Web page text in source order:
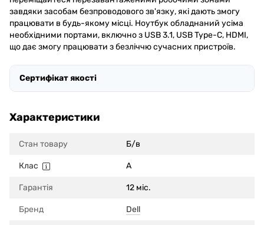
завдяки засобам безпроводового зв'язку, які дають змогу
працювати в будь-якому місці. Ноутбук обладнаний усіма
необхідними портами, включно з USB 3.1, USB Type-C, HDMI,
що дає змогу працювати з безліччю сучасних пристроїв.
Сертифікат якості
Характеристики
Стан товару Б/в
Клас A
Гарантія 12 міс.
Бренд Dell